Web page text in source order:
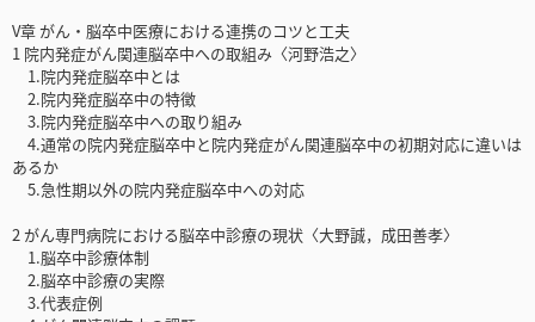
V章 がん・脳卒中医療における連携のコツと工夫
1 院内発症がん関連脳卒中への取組み〈河野浩之〉
1.院内発症脳卒中とは
2.院内発症脳卒中の特徴
3.院内発症脳卒中への取り組み
4.通常の院内発症脳卒中と院内発症がん関連脳卒中の初期対応に違いは
あるか
5.急性期以外の院内発症脳卒中への対応
2 がん専門病院における脳卒中診療の現状〈大野誠，成田善孝〉
1.脳卒中診療体制
2.脳卒中診療の実際
3.代表症例